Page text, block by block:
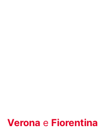
Verona e Fiorentina